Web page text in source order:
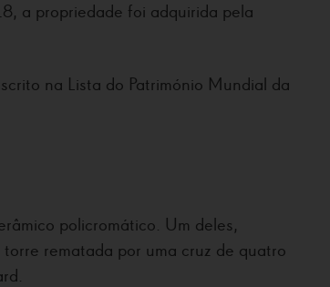
a propriedade foi adquirida pela
na Lista do Património Mundial da
policromático. Um deles,
rematada por uma cruz de quatro